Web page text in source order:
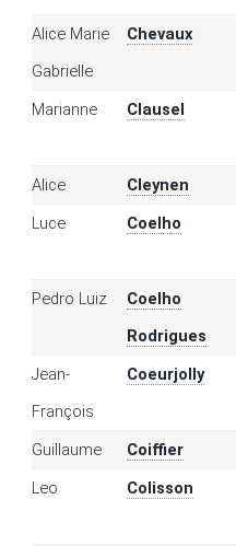
Alice Marie
Gabrielle
Chevaux
Marianne
Clausel
Alice Cleynen
Luce
Coelho
Pedro Luiz
Coelho
Rodrigues
Jean-
François
Coeurjolly
Guillaume Coiffier
Leo
Colisson